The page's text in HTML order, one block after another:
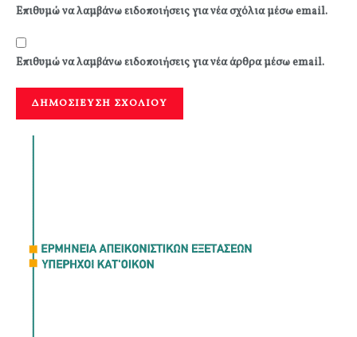
Επιθυμώ να λαμβάνω ειδοποιήσεις για νέα σχόλια μέσω email.
Επιθυμώ να λαμβάνω ειδοποιήσεις για νέα άρθρα μέσω email.